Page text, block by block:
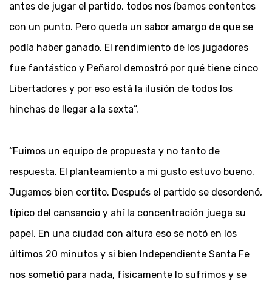
antes de jugar el partido, todos nos íbamos contentos
con un punto. Pero queda un sabor amargo de que se
podía haber ganado. El rendimiento de los jugadores
fue fantástico y Peñarol demostró por qué tiene cinco
Libertadores y por eso está la ilusión de todos los
hinchas de llegar a la sexta”.
“Fuimos un equipo de propuesta y no tanto de
respuesta. El planteamiento a mi gusto estuvo bueno.
Jugamos bien cortito. Después el partido se desordenó,
típico del cansancio y ahí la concentración juega su
papel. En una ciudad con altura eso se notó en los
últimos 20 minutos y si bien Independiente Santa Fe
nos sometió para nada, físicamente lo sufrimos y se